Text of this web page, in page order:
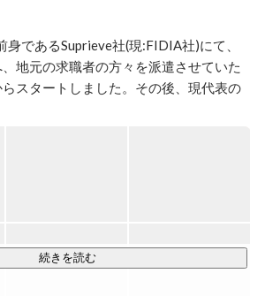
仲良くしてください！
であるSuprieve社(現:FIDIA社)にて、
地元の求職者の方々を派遣させていた
スタートしました。その後、現代表の
年、新卒60名採用・中途200名採用と
続きを読む